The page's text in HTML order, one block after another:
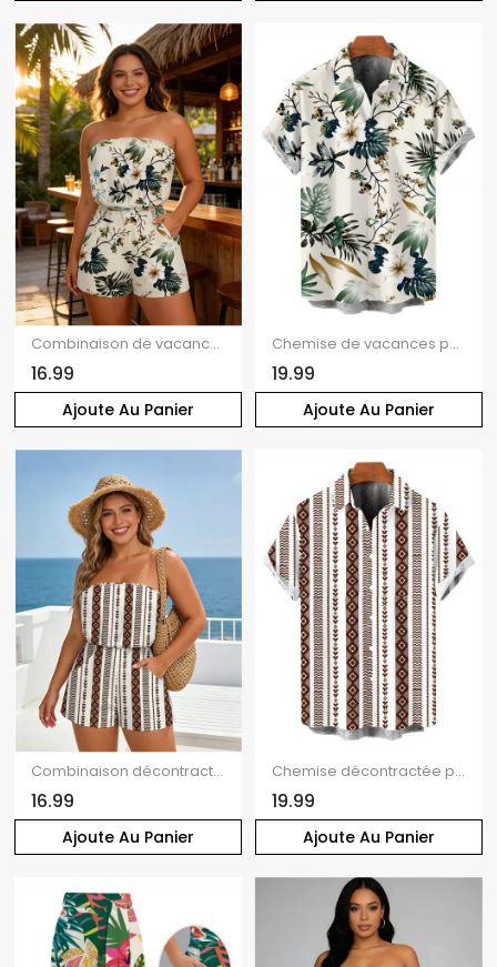
Ajoute Au Panier
Combinaison de vacances à imprimé floral tropical hibiscus et feuilles de monstera, poche et épaules dénudées
16.99
Ajoute Au Panier
Chemise de vacances pour homme à imprimé floral tropical hibiscus et feuilles de monstera, chemise boutonnée
19.99
Ajoute Au Panier
Combinaison décontractée à imprimé ethnique géométrique, poche et épaules dénudées
16.99
Ajoute Au Panier
Chemise décontractée pour homme à imprimé ethnique géométrique, boutonnée
19.99